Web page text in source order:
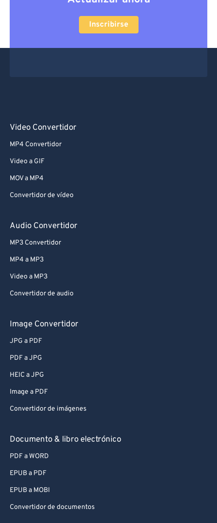
Inscribirse
Video Convertidor
MP4 Convertidor
Video a GIF
MOV a MP4
Convertidor de vídeo
Audio Convertidor
MP3 Convertidor
MP4 a MP3
Video a MP3
Convertidor de audio
Image Convertidor
JPG a PDF
PDF a JPG
HEIC a JPG
Image a PDF
Convertidor de imágenes
Documento & libro electrónico
PDF a WORD
EPUB a PDF
EPUB a MOBI
Convertidor de documentos